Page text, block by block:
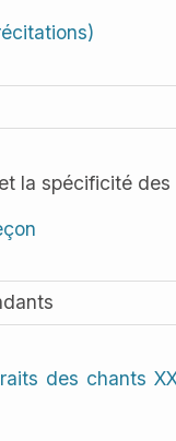
la spécificité
des chants